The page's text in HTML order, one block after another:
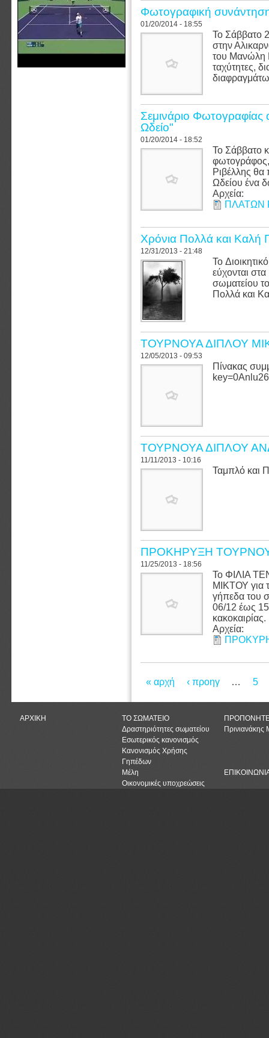
Φωτογραφική
01/20/2014 - 18:55
Το Σάββατο
στην
του Μανώλη
ταχύτητες,
Σεμινάριο
Ωδείο"
01/20/2014 - 18:52
Το Σάββατο
Ριβέλλης
Ωδείου ένα
Αρχεία:
ΠΛΑΤΩΝ
Χρόνια Πολλά και Καλή
12/31/2013 - 21:48
To
εύχονται
σωματείου
Πολλά και
ΤΟΥΡΝΟΥΑ ΔΙΠΛΟΥ
12/05/2013 - 09:53
Πίνακας
ΤΟΥΡΝΟΥΑ ΔΙΠΛΟΥ
11/11/2013 - 10:16
Ταμπλό και
ΠΡΟΚΗΡΥΞΗ
11/25/2013 - 18:56
Το ΦΙΛΙΑ
ΜΙΚΤΟΥ για
γήπεδα του
06/12 έως
Αρχεία:
Pages
« αρχή ‹ προηγ … 5
ΑΡΧΙΚΗ
ΤΟ ΣΩΜΑΤΕΙΟ
Δραστηριότητες σωματείου
Εσωτερικός κανονισμός
Κανονισμός Χρήσης
Γηπέδων
Μέλη
Οικονομικές υποχρεώσεις
Πρινιανάκης